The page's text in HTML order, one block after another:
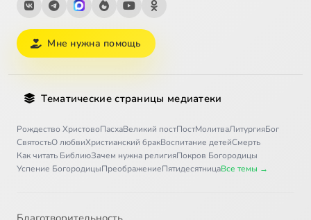
Мне нужна помощь
Тематические страницы медиатеки
Рождество ХристовоПасхаВеликий постПостМолитваЛитургияБог
СвятостьО любвиХристианский бракВоспитание детейСмерть
Как читать БиблиюЗачем нужна религияПокров Богородицы
Успение БогородицыПреображениеПятидесятницаВсе темы →